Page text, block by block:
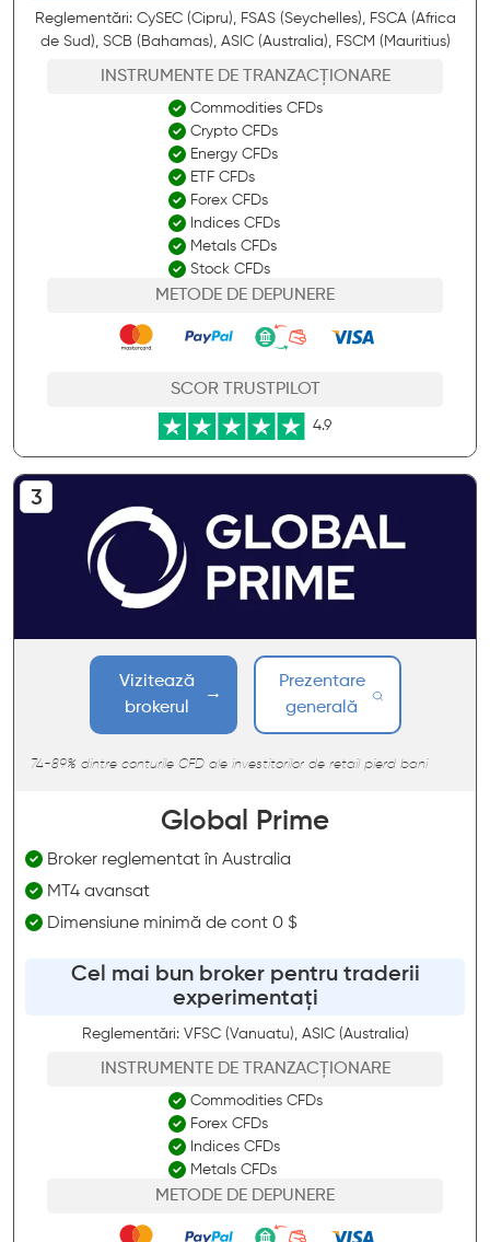
Reglementări: CySEC (Cipru), FSAS (Seychelles), FSCA (Africa
de Sud), SCB (Bahamas), ASIC (Australia), FSCM (Mauritius)
INSTRUMENTE DE TRANZACȚIONARE
Commodities CFDs
Crypto CFDs
Energy CFDs
ETF CFDs
Forex CFDs
Indices CFDs
Metals CFDs
Stock CFDs
METODE DE DEPUNERE
SCOR TRUSTPILOT
4.9
Vizitează
brokerul
Prezentare
generală
74-89% dintre conturile CFD ale investitorilor de retail pierd bani
Global Prime
Broker reglementat în Australia
MT4 avansat
Dimensiune minimă de cont 0 $
Cel mai bun broker pentru traderii
experimentați
Reglementări: VFSC (Vanuatu), ASIC (Australia)
INSTRUMENTE DE TRANZACȚIONARE
Commodities CFDs
Forex CFDs
Indices CFDs
Metals CFDs
METODE DE DEPUNERE